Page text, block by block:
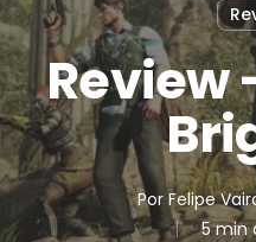
Review
Por Felipe
5 min